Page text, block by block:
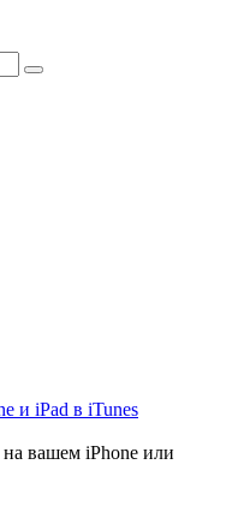
и iPad в iTunes
вашем iPhone или